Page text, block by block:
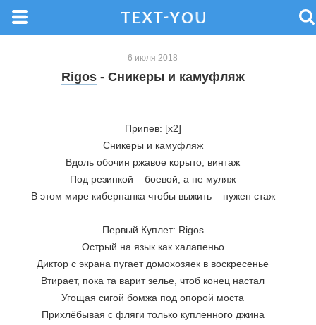
6 июля 2018
Rigos- Сникеры и камуфляж
Припев: [x2]
Сникеры и камуфляж
Вдоль обочин ржавое корыто, винтаж
Под резинкой – боевой, а не муляж
В этом мире киберпанка чтобы выжить – нужен стаж
Первый Куплет: Rigos
Острый на язык как халапеньо
Диктор с экрана пугает домохозяек в воскресенье
Втирает, пока та варит зелье, чтоб конец настал
Угощая сигой бомжа под опорой моста
Прихлёбывая с фляги только купленного джина